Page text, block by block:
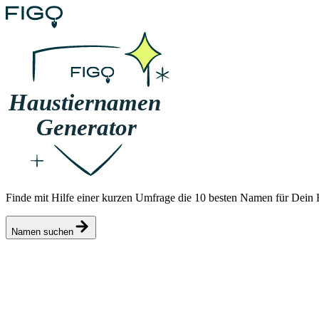
Finde mit Hilfe einer kurzen Umfrage die 10 besten Namen für Dein
Namen suchen